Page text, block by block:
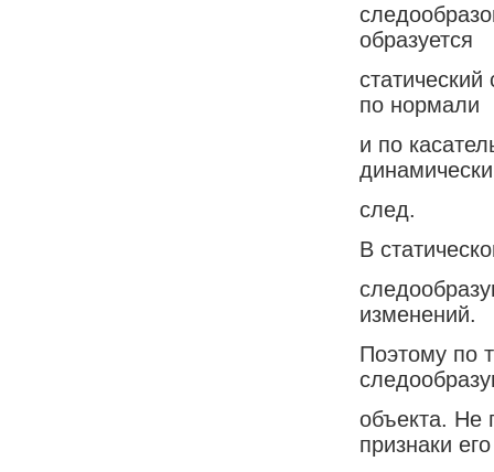
образуется
по нормали
и по
след.
В
изменений.
Поэтому по
объекта. Не
признаки его